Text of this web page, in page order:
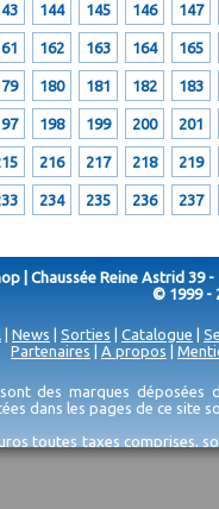
144 145 146 147
162 163 164 165
180 181 182 183
198 199 200 201
216 217 218 219
234 235 236 237
| Chaussée Reine Astrid 39 -
© 1999 -
News Sorties Catalogue
Partenaires
A propos
des marques déposées
dans les pages de ce site
toutes taxes comprises,
et/ou impossibilité de